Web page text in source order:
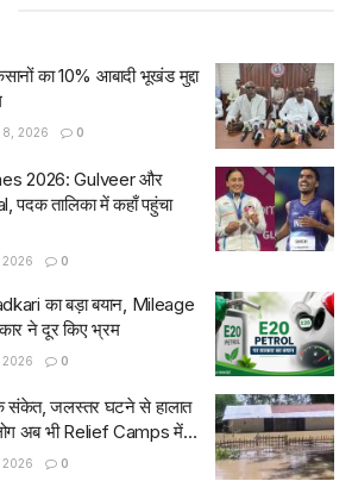
का 10% आबादी भूखंड मुद्दा
8, 2026 0
2026: Gulveer और
पदक तालिका में कहाँ पहुंचा
2026 0
का बड़ा बयान, Mileage
ने दूर किए भ्रम
2026 0
संकेत, जलस्तर घटने से हालात
अब भी Relief Camps में…
2026 0